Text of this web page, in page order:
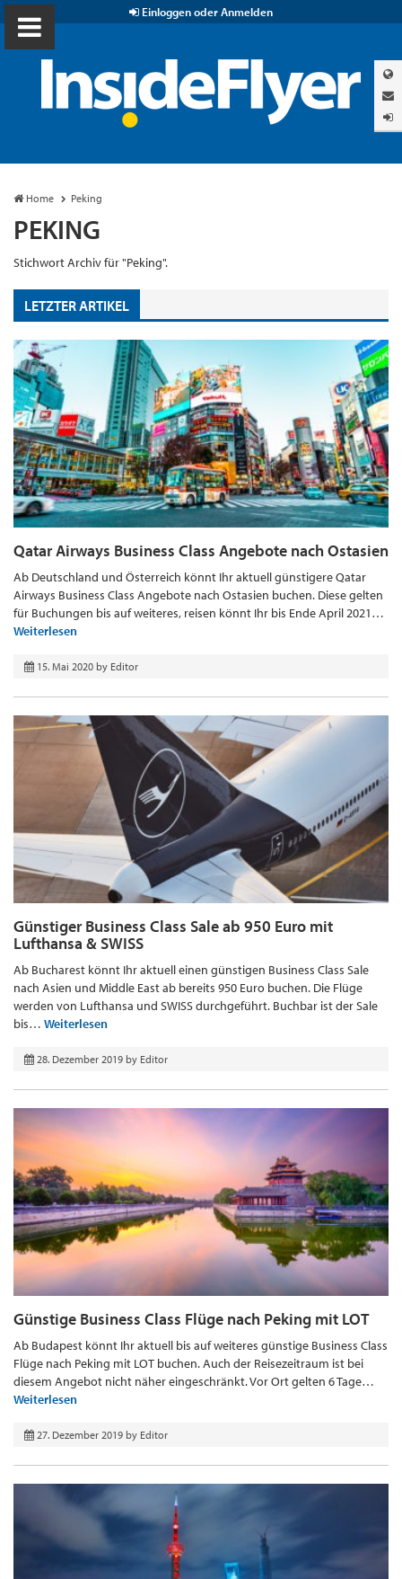
Einloggen oder Anmelden
Home Peking
PEKING
Stichwort Archiv für "Peking".
LETZTER ARTIKEL
Qatar Airways Business Class Angebote nach Ostasien
Ab Deutschland und Österreich könnt Ihr aktuell günstigere Qatar
Airways Business Class Angebote nach Ostasien buchen. Diese gelten
für Buchungen bis auf weiteres, reisen könnt Ihr bis Ende April 2021…
Weiterlesen
15. Mai 2020 by Editor
Günstiger Business Class Sale ab 950 Euro mit
Lufthansa & SWISS
Ab Bucharest könnt Ihr aktuell einen günstigen Business Class Sale
nach Asien und Middle East ab bereits 950 Euro buchen. Die Flüge
werden von Lufthansa und SWISS durchgeführt. Buchbar ist der Sale
bis… Weiterlesen
28. Dezember 2019 by Editor
Günstige Business Class Flüge nach Peking mit LOT
Ab Budapest könnt Ihr aktuell bis auf weiteres günstige Business Class
Flüge nach Peking mit LOT buchen. Auch der Reisezeitraum ist bei
diesem Angebot nicht näher eingeschränkt. Vor Ort gelten 6 Tage…
Weiterlesen
27. Dezember 2019 by Editor